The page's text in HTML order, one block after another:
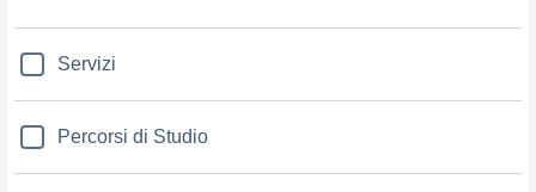
Servizi
Percorsi di Studio